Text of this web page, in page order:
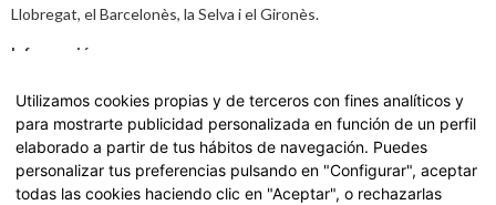
Llobregat, el Barcelonès, la Selva i el Gironès.
Informació
Avís legal Política de Privacitat i dades
Carta de Serveis
Accedeix a la nostra Carta de Serveis fentclick aquí.
Utilizamos cookies propias y de terceros con fines analíticos y
para mostrarte publicidad personalizada en función de un perfil
elaborado a partir de tus hábitos de navegación. Puedes
personalizar tus preferencias pulsando en "Configurar", aceptar
todas las cookies haciendo clic en "Aceptar", o rechazarlas